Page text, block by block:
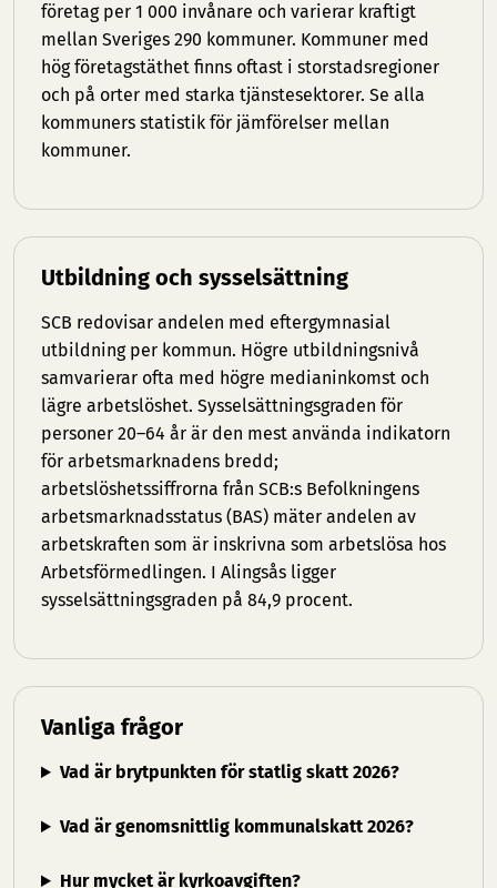
företag per 1 000 invånare och varierar kraftigt
mellan Sveriges 290 kommuner. Kommuner med
hög företagstäthet finns oftast i storstadsregioner
och på orter med starka tjänstesektorer. Se alla
kommuners statistik för jämförelser mellan
kommuner.
Utbildning och sysselsättning
SCB redovisar andelen med eftergymnasial
utbildning per kommun. Högre utbildningsnivå
samvarierar ofta med högre medianinkomst och
lägre arbetslöshet. Sysselsättningsgraden för
personer 20–64 år är den mest använda indikatorn
för arbetsmarknadens bredd;
arbetslöshetssiffrorna från SCB:s Befolkningens
arbetsmarknadsstatus (BAS) mäter andelen av
arbetskraften som är inskrivna som arbetslösa hos
Arbetsförmedlingen. I Alingsås ligger
sysselsättningsgraden på 84,9 procent.
Vanliga frågor
Vad är brytpunkten för statlig skatt 2026?
Vad är genomsnittlig kommunalskatt 2026?
Hur mycket är kyrkoavgiften?